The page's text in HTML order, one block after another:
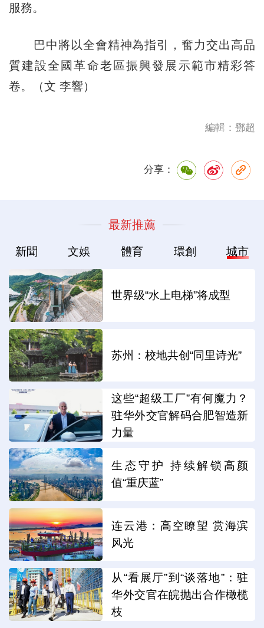
服務。
巴中將以全會精神為指引，奮力交出高品
質建設全國革命老區振興發展示範市精彩答
卷。（文 李響）
編輯：鄧超
分享：
最新推薦
新聞 文娛 體育 環創 城市
世界级“水上电梯”将成型
苏州：校地共创“同里诗光”
这些“超级工厂”有何魔力？
驻华外交官解码合肥智造新
力量
生态守护 持续解锁高颜
值“重庆蓝”
连云港：高空瞭望 赏海滨
风光
从“看展厅”到“谈落地”：驻
华外交官在皖抛出合作橄榄
枝